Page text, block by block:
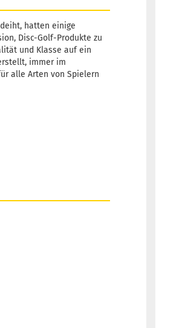
hatten einige
Disc-Golf-Produkte zu
und Klasse auf ein
immer im
alle Arten von Spielern